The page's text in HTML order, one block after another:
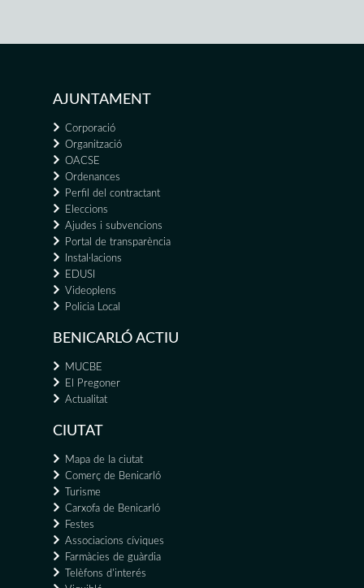
AJUNTAMENT
Corporació
Organització
OACSE
Ordenances
Perfil del contractant
Eleccions
Ajudes i subvencions
Portal de transparència
Instal·lacions
EDUSI
Videoplens
Policia Local
BENICARLÓ ACTIU
MUCBE
El Pregoner
Actualitat
CIUTAT
Mapa de la ciutat
Comerç de Benicarló
Turisme
Carxofa de Benicarló
Festes
Associacions cíviques
Farmàcies de guàrdia
Telèfons d'interés